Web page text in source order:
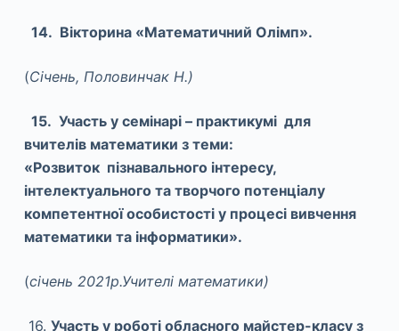
14. Вікторина «Математичний Олімп».
(Січень, Половинчак Н.)
15. Участь у семінарі – практикумі для
вчителів математики з теми:
«Розвиток пізнавального інтересу,
інтелектуального та творчого потенціалу
компетентноїособистості у процесі вивчення
математики та інформатики».
(січень 2021р.Учителі математики)
16. Участь у роботі обласного майстер-класу з